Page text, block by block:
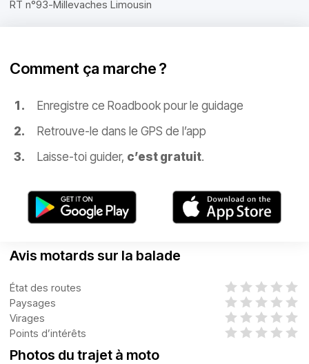
RT n°93-Millevaches Limousin
Comment ça marche ?
Enregistre ce Roadbook pour le guidage
Retrouve-le dans le GPS de l’app
Laisse-toi guider, c’est gratuit.
Avis motards sur la balade
État des routes
Paysages
Virages
Points d’intérêts
Photos du trajet à moto